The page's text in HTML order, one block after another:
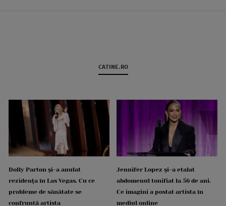
CATINE.RO
Dolly Parton și-a anulat
rezidența în Las Vegas. Cu ce
probleme de sănătate se
confruntă artista
Jennifer Lopez și-a etalat
abdomenul tonifiat la 56 de ani.
Ce imagini a postat artista în
mediul online